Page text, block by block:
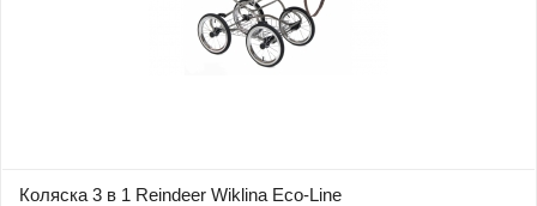
Коляска 3 в 1 Reindeer Wiklina Eco-Line